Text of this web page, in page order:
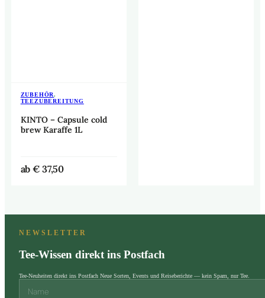
ZUBEHÖR,
TEEZUBEREITUNG
KINTO – Capsule cold
brew Karaffe 1L
ab € 37,50
NEWSLETTER
Tee-Wissen direkt ins Postfach
Tee-Neuheiten direkt ins Postfach Neue Sorten, Events und Reiseberichte — kein Spam, nur Tee.